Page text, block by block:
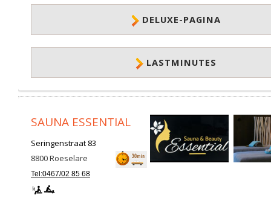
DELUXE-PAGINA
LASTMINUTES
SAUNA ESSENTIAL
Seringenstraat 83
8800Roeselare
Tel:0467/02 85 68